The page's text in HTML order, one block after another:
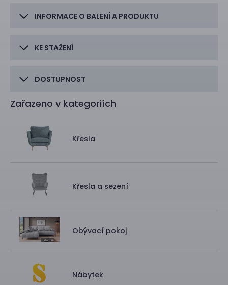
INFORMACE O BALENÍ A PRODUKTU
KE STAŽENÍ
DOSTUPNOST
Zařazeno v kategoriích
Křesla
Křesla a sezení
Obývací pokoj
Nábytek